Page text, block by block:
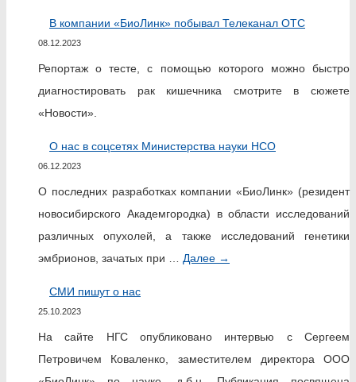
В компании «БиоЛинк» побывал Телеканал ОТС
08.12.2023
Репортаж о тесте, с помощью которого можно быстро
диагностировать рак кишечника смотрите в сюжете
«Новости».
О нас в соцсетях Министерства науки НСО
06.12.2023
О последних разработках компании «БиоЛинк» (резидент
новосибирского Академгородка) в области исследований
различных опухолей, а также исследований генетики
эмбрионов, зачатых при … Далее →
СМИ пишут о нас
25.10.2023
На сайте НГС опубликовано интервью с Сергеем
Петровичем Коваленко, заместителем директора ООО